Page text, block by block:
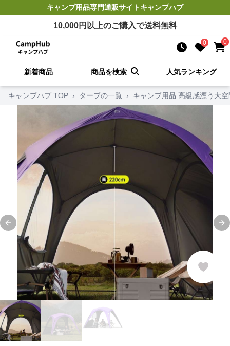
キャンプ用品専門通販サイトキャンプハブ
10,000円以上のご購入で送料無料
0 0
新着商品 商品を検索 人気ランキング
キャンプハブ TOP › タープの一覧 › キャンプ用品 高級感漂う大
Previous slide